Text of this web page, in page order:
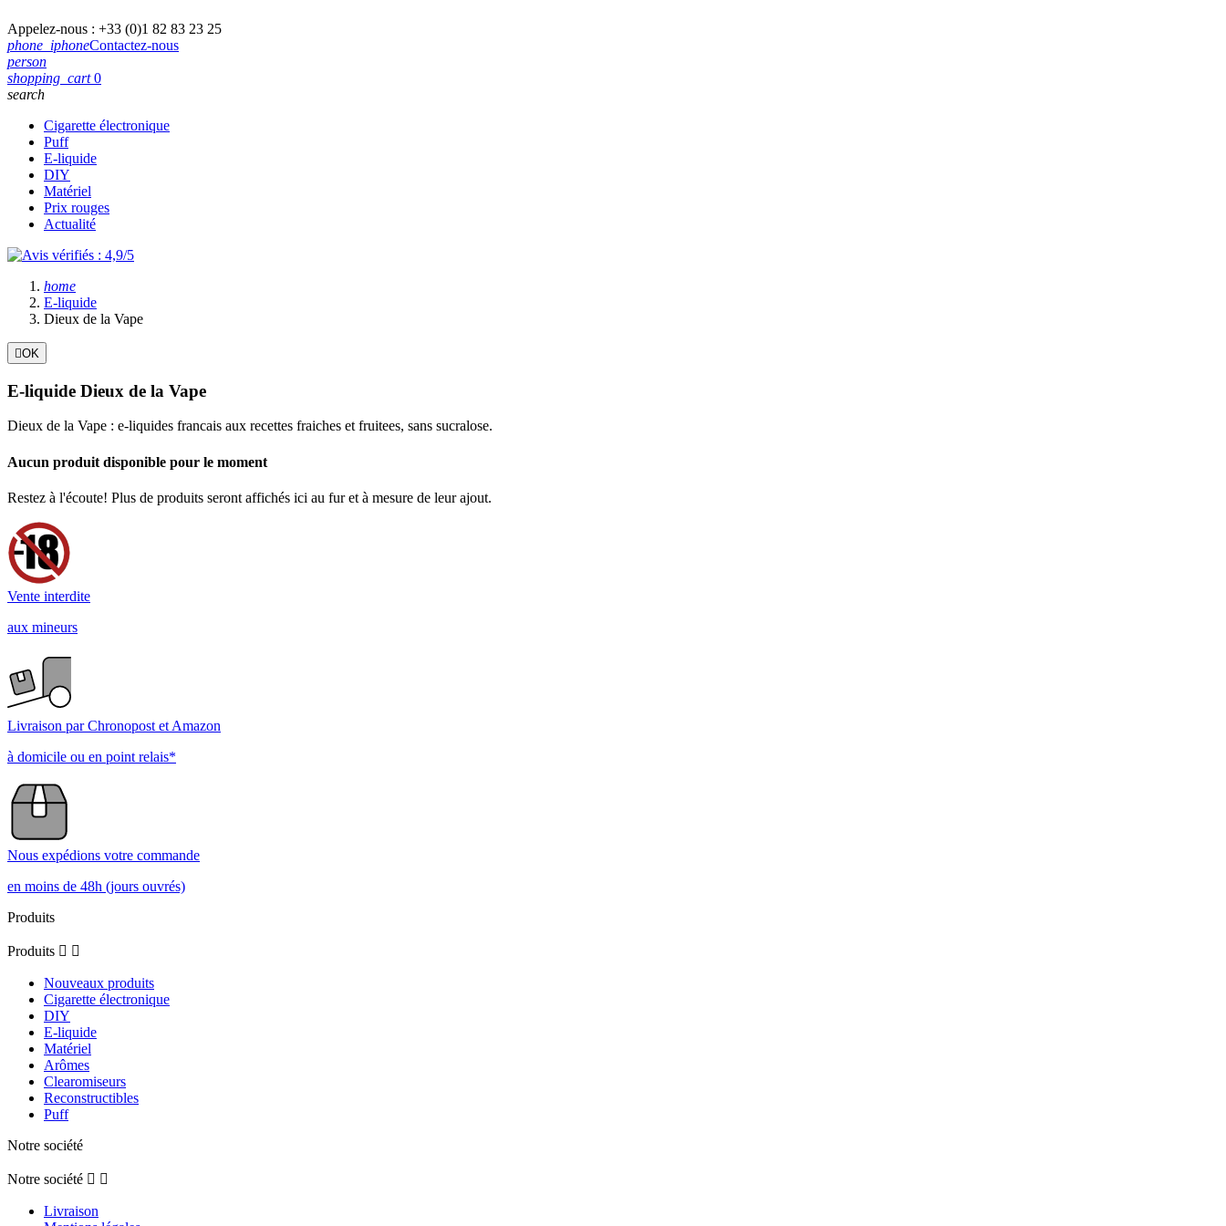
Appelez-nous : +33 (0)1 82 83 23 25
phone_iphoneContactez-nous
person
shopping_cart 0
search
Cigarette électronique
Puff
E-liquide
DIY
Matériel
Prix rouges
Actualité
home
E-liquide
Dieux de la Vape
OK
E-liquide Dieux de la Vape
Dieux de la Vape : e-liquides francais aux recettes fraiches et fruitees, sans sucralose.
Aucun produit disponible pour le moment
Restez à l'écoute! Plus de produits seront affichés ici au fur et à mesure de leur ajout.
Vente interdite
aux mineurs
Livraison par Chronopost et Amazon
à domicile ou en point relais*
Nous expédions votre commande
en moins de 48h (jours ouvrés)
Produits
Produits  
Nouveaux produits
Cigarette électronique
DIY
E-liquide
Matériel
Arômes
Clearomiseurs
Reconstructibles
Puff
Notre société
Notre société  
Livraison